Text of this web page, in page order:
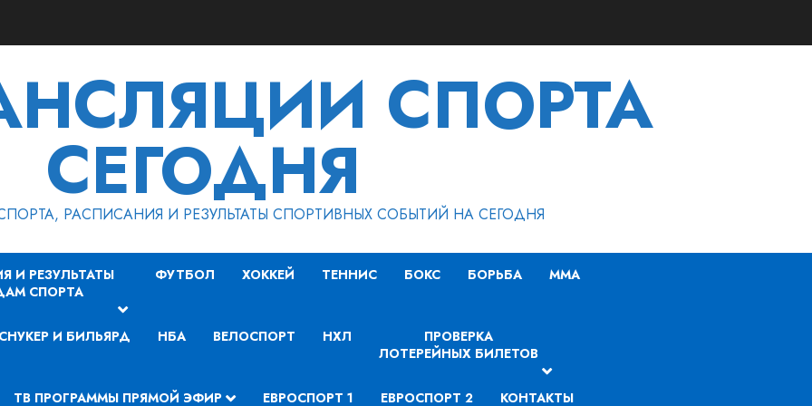
СПОРТА
СЕГОДНЯ
РАСПИСАНИЯ И РЕЗУЛЬТАТЫ СПОРТИВНЫХ СОБЫТИЙ НА СЕГОДНЯ
И РЕЗУЛЬТАТЫ
СПОРТА
ФУТБОЛ ХОККЕЙ ТЕННИС БОКС БОРЬБА MMA
СНУКЕР И БИЛЬЯРД НБА ВЕЛОСПОРТ НХЛ
ПРОВЕРКА
ЛОТЕРЕЙНЫХ БИЛЕТОВ
ТВ ПРОГРАММЫ ПРЯМОЙ ЭФИР ЕВРОСПОРТ 1 ЕВРОСПОРТ 2 КОНТАКТЫ